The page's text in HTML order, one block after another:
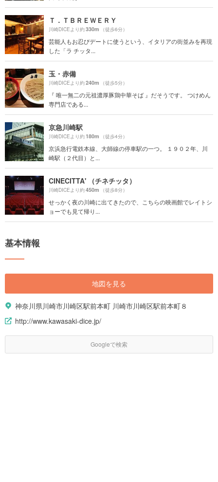
Ｔ．ＴＢＲＥＷＥＲＹ
川崎DICEより約330m （徒歩6分）
芸能人もお忍びデートに使うという、イタリアの街並みを再現
した「ラ チッタ...
玉・赤備
川崎DICEより約240m （徒歩5分）
『 唯一無二の元祖濃厚豚鶏中華そば 』だそうです。 つけめん
専門店である...
京急川崎駅
川崎DICEより約180m （徒歩4分）
京浜急行電鉄本線、大師線の停車駅の一つ。 １９０２年、川
崎駅（２代目）と...
CINECITTA' （チネチッタ）
川崎DICEより約450m （徒歩8分）
せっかく夜の川崎に出てきたので、こちらの映画館でレイトシ
ョーでも見て帰り...
基本情報
地図を見る
神奈川県川崎市川崎区駅前本町 川崎市川崎区駅前本町８
http://www.kawasaki-dice.jp/
Googleで検索